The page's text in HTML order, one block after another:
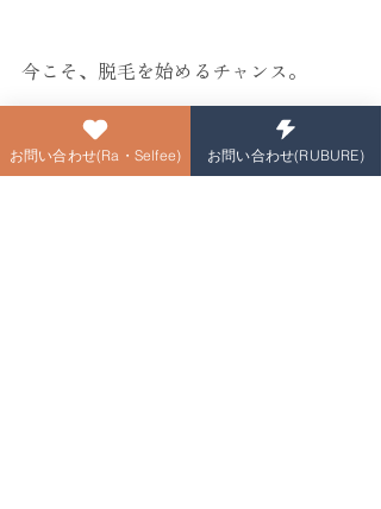
今こそ、脱毛を始めるチャンス。
ぜひ一歩を踏み出してみてください！
ご予約はこちら
お問い合わせ(Ra・Selfee) お問い合わせ(RUBURE)